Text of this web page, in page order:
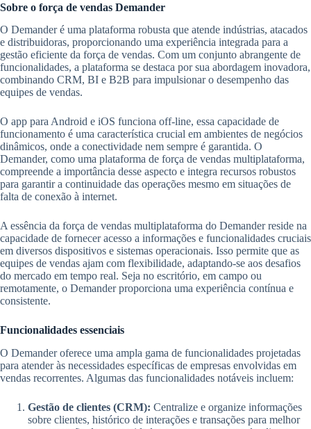
Sobre o força de vendas Demander
O Demander é uma plataforma robusta que atende indústrias, atacados
e distribuidoras, proporcionando uma experiência integrada para a
gestão eficiente da força de vendas. Com um conjunto abrangente de
funcionalidades, a plataforma se destaca por sua abordagem inovadora,
combinando CRM, BI e B2B para impulsionar o desempenho das
equipes de vendas.
O app para Android e iOS funciona off-line, essa capacidade de
funcionamento é uma característica crucial em ambientes de negócios
dinâmicos, onde a conectividade nem sempre é garantida. O
Demander, como uma plataforma de força de vendas multiplataforma,
compreende a importância desse aspecto e integra recursos robustos
para garantir a continuidade das operações mesmo em situações de
falta de conexão à internet.
A essência da força de vendas multiplataforma do Demander reside na
capacidade de fornecer acesso a informações e funcionalidades cruciais
em diversos dispositivos e sistemas operacionais. Isso permite que as
equipes de vendas ajam com flexibilidade, adaptando-se aos desafios
do mercado em tempo real. Seja no escritório, em campo ou
remotamente, o Demander proporciona uma experiência contínua e
consistente.
Funcionalidades essenciais
O Demander oferece uma ampla gama de funcionalidades projetadas
para atender às necessidades específicas de empresas envolvidas em
vendas recorrentes. Algumas das funcionalidades notáveis incluem:
Gestão de clientes (CRM): Centralize e organize informações
sobre clientes, histórico de interações e transações para melhor